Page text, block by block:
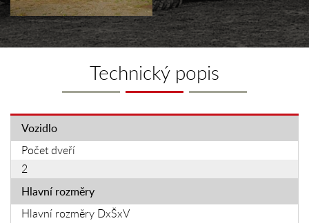
Technický popis
Vozidlo
Počet dveří
2
Hlavní rozměry
Hlavní rozměry DxŠxV